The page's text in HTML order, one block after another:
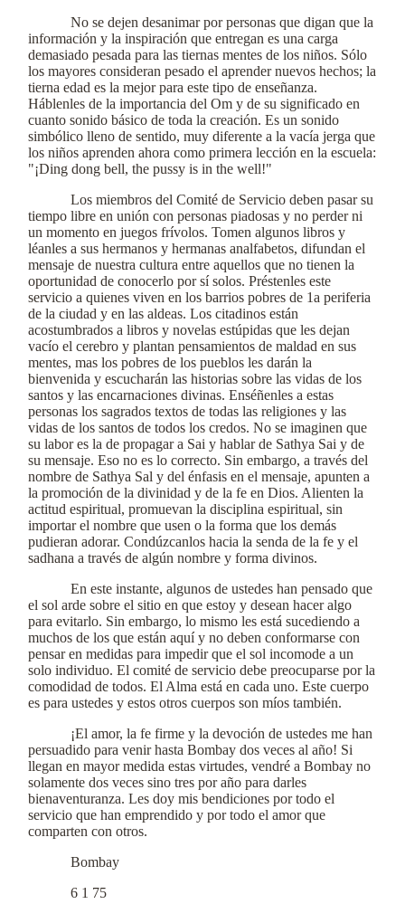
No se dejen desanimar por personas que digan que la
información y la inspiración que entregan es una carga
demasiado pesada para las tiernas mentes de los niños. Sólo
los mayores consideran pesado el aprender nuevos hechos; la
tierna edad es la mejor para este tipo de enseñanza.
Háblenles de la importancia del Om y de su significado en
cuanto sonido básico de toda la creación. Es un sonido
simbólico lleno de sentido, muy diferente a la vacía jerga que
los niños aprenden ahora como primera lección en la escuela:
"¡Ding dong bell, the pussy is in the well!"
Los miembros del Comité de Servicio deben pasar su
tiempo libre en unión con personas piadosas y no perder ni
un momento en juegos frívolos. Tomen algunos libros y
léanles a sus hermanos y hermanas analfabetos, difundan el
mensaje de nuestra cultura entre aquellos que no tienen la
oportunidad de conocerlo por sí solos. Préstenles este
servicio a quienes viven en los barrios pobres de 1a periferia
de la ciudad y en las aldeas. Los citadinos están
acostumbrados a libros y novelas estúpidas que les dejan
vacío el cerebro y plantan pensamientos de maldad en sus
mentes, mas los pobres de los pueblos les darán la
bienvenida y escucharán las historias sobre las vidas de los
santos y las encarnaciones divinas. Enséñenles a estas
personas los sagrados textos de todas las religiones y las
vidas de los santos de todos los credos. No se imaginen que
su labor es la de propagar a Sai y hablar de Sathya Sai y de
su mensaje. Eso no es lo correcto. Sin embargo, a través del
nombre de Sathya Sal y del énfasis en el mensaje, apunten a
la promoción de la divinidad y de la fe en Dios. Alienten la
actitud espiritual, promuevan la disciplina espiritual, sin
importar el nombre que usen o la forma que los demás
pudieran adorar. Condúzcanlos hacia la senda de la fe y el
sadhana a través de algún nombre y forma divinos.
En este instante, algunos de ustedes han pensado que
el sol arde sobre el sitio en que estoy y desean hacer algo
para evitarlo. Sin embargo, lo mismo les está sucediendo a
muchos de los que están aquí y no deben conformarse con
pensar en medidas para impedir que el sol incomode a un
solo individuo. El comité de servicio debe preocuparse por la
comodidad de todos. El Alma está en cada uno. Este cuerpo
es para ustedes y estos otros cuerpos son míos también.
¡El amor, la fe firme y la devoción de ustedes me han
persuadido para venir hasta Bombay dos veces al año! Si
llegan en mayor medida estas virtudes, vendré a Bombay no
solamente dos veces sino tres por año para darles
bienaventuranza. Les doy mis bendiciones por todo el
servicio que han emprendido y por todo el amor que
comparten con otros.
Bombay
6 1 75